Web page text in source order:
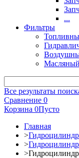
...
Фильтры
Все результаты
Сравнение 0
Корзина 0Пусто
Главная
>
>
>